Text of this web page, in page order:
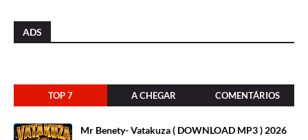
ADS
TOP 7 A CHEGAR COMENTÁRIOS
Mr Benety- Vatakuza ( DOWNLOAD MP3 ) 2026